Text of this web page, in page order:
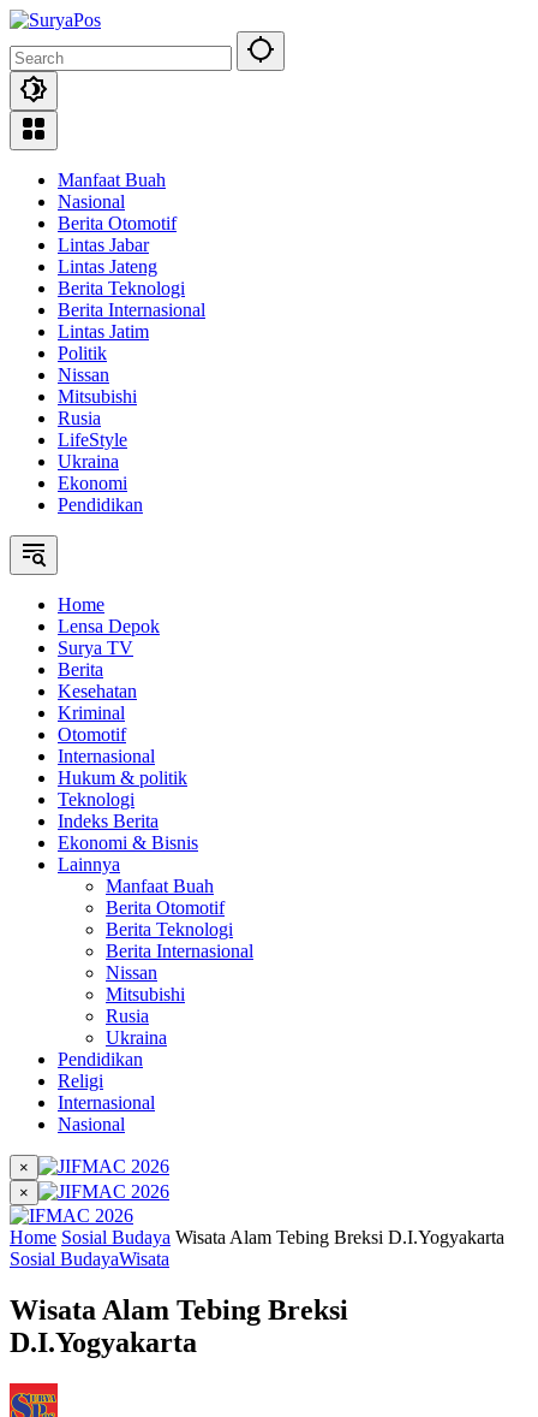
Skip
content
Manfaat Buah
Nasional
Berita Otomotif
Lintas Jabar
Lintas Jateng
Berita Teknologi
Berita Internasional
Lintas Jatim
Politik
Nissan
Mitsubishi
Rusia
LifeStyle
Ukraina
Ekonomi
Pendidikan
Home
Lensa Depok
Surya TV
Berita
Kesehatan
Kriminal
Otomotif
Internasional
Hukum & politik
Teknologi
Indeks Berita
Ekonomi & Bisnis
Lainnya
Manfaat Buah
Berita Otomotif
Berita Teknologi
Berita Internasional
Nissan
Mitsubishi
Rusia
Ukraina
Pendidikan
Religi
Internasional
Nasional
×
×
Home Sosial Budaya Wisata Alam Tebing Breksi D.I.Yogyakarta
Sosial BudayaWisata
Wisata Alam Tebing Breksi
D.I.Yogyakarta